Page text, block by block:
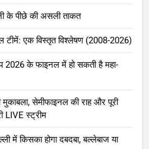
के पीछे की असली ताकत
एक विस्तृत विश्लेषण (2008-2026)
2026 के फाइनल में हो सकती है महा-
मुकाबला, सेमीफाइनल की राह और पूरी
LIVE स्ट्रीम
में किसका होगा दबदबा, बल्लेबाज या
2026 क्रिकेट
के मालिक: फ्रेंचाइजी के पीछे की
ताकत
2026 क्रिकेट
की सबसे असफल टीमें: एक